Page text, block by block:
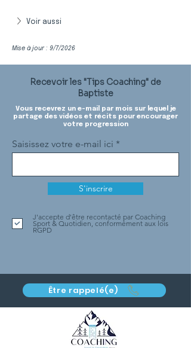
Voir aussi
Mise à jour : 9/7/2026
Recevoir les "Tips Coaching" de
Baptiste
Vous recevrez un e-mail par mois sur lequel je
partage des vidéos et récits pour encourager
votre progression
Saisissez votre e-mail ici
S'inscrire
J'accepte d'être recontacté par Coaching
Sport & Quotidien, conformément aux lois
RGPD
Être rappelé(e)